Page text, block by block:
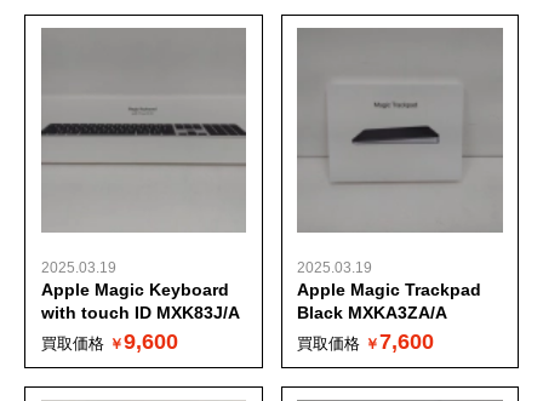
2025.03.19
Apple Magic Keyboard
with touch ID MXK83J/A
買取価格 9,600
2025.03.19
Apple Magic Trackpad
Black MXKA3ZA/A
買取価格 7,600